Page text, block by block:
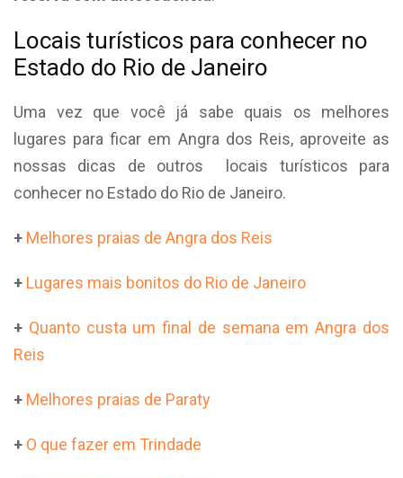
Locais turísticos para conhecer no
Estado do Rio de Janeiro
Uma vez que você já sabe quais os melhores
lugares para ficar em Angra dos Reis, aproveite as
nossas dicas de outros locais turísticos para
conhecer no Estado do Rio de Janeiro.
+ Melhores praias de Angra dos Reis
+ Lugares mais bonitos do Rio de Janeiro
+ Quanto custa um final de semana em Angra dos
Reis
+ Melhores praias de Paraty
+ O que fazer em Trindade